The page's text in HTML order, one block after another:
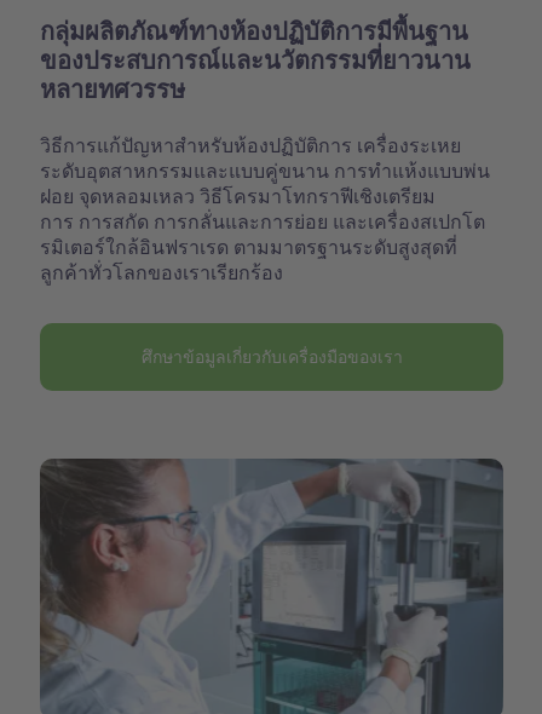
กลุ่มผลิตภัณฑ์ทางห้องปฏิบัติการมีพื้นฐาน
ของประสบการณ์และนวัตกรรมที่ยาวนาน
หลายทศวรรษ
วิธีการแก้ปัญหาสำหรับห้องปฏิบัติการ เครื่องระเหย
ระดับอุตสาหกรรมและแบบคู่ขนาน การทำแห้งแบบพ่น
ฝอย จุดหลอมเหลว วิธีโครมาโทกราฟีเชิงเตรียม
การ การสกัด การกลั่นและการย่อย และเครื่องสเปกโต
รมิเตอร์ใกล้อินฟราเรด ตามมาตรฐานระดับสูงสุดที่
ลูกค้าทั่วโลกของเราเรียกร้อง
ศึกษาข้อมูลเกี่ยวกับเครื่องมือของเรา